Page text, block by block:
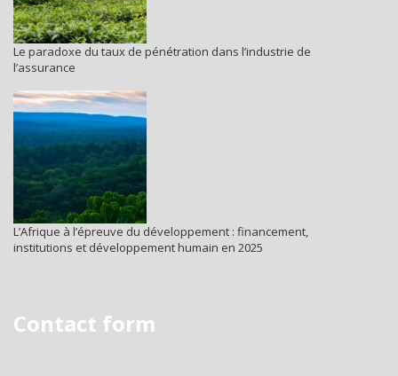
Le paradoxe du taux de pénétration dans l’industrie de
l’assurance
L’Afrique à l’épreuve du développement : financement,
institutions et développement humain en 2025
Contact form